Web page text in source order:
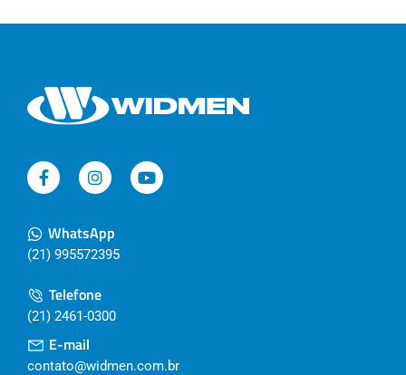
WhatsApp
(21) 995572395
Telefone
(21) 2461-0300
E-mail
contato@widmen.com.br